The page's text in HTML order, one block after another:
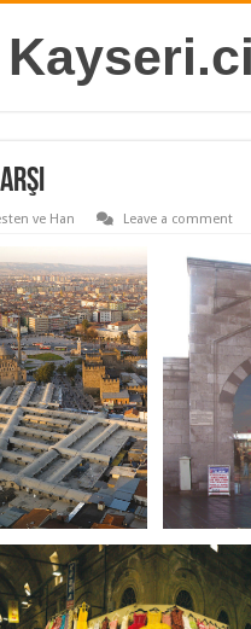
ve Han Leave a comment